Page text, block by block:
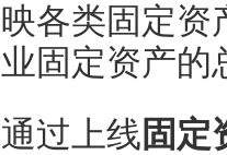
映各类固定资
业固定资产的
通过 上线 固定